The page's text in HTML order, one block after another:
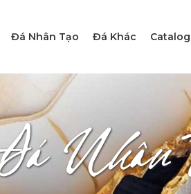
Đá Nhân Tạo Đá Khác
Đá Nhân